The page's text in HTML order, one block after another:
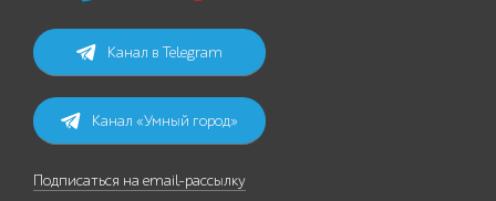
Канал в Telegram
Канал «Умный город»
Подписаться на email-рассылку